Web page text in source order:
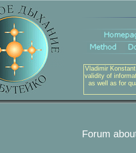
Vladimir
validity of
as well as for
Forum